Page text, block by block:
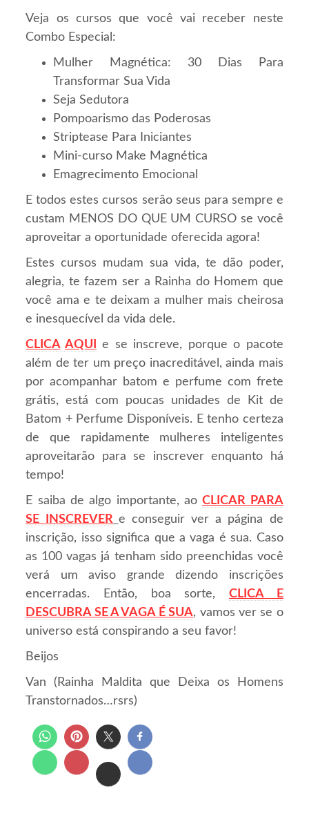
Veja os cursos que você vai receber neste
Combo Especial:
Mulher Magnética: 30 Dias Para
Transformar Sua Vida
Seja Sedutora
Pompoarismo das Poderosas
Striptease Para Iniciantes
Mini-curso Make Magnética
Emagrecimento Emocional
E todos estes cursos serão seus para sempre e
custam MENOS DO QUE UM CURSO se você
aproveitar a oportunidade oferecida agora!
Estes cursos mudam sua vida, te dão poder,
alegria, te fazem ser a Rainha do Homem que
você ama e te deixam a mulher mais cheirosa
e inesquecível da vida dele.
CLICA AQUI
e se inscreve, porque o pacote
além de ter um preço inacreditável, ainda mais
por acompanhar batom e perfume com frete
grátis, está com poucas unidades de Kit de
Batom + Perfume Disponíveis. E tenho certeza
de que rapidamente mulheres inteligentes
aproveitarão para se inscrever enquanto há
tempo!
E saiba de algo importante, aoCLICAR PARA
SE INSCREVER e conseguir ver a página de
inscrição, isso significa que a vaga é sua. Caso
as 100 vagas já tenham sido preenchidas você
verá um aviso grande dizendo inscrições
encerradas. Então, boa sorte, CLICA E
DESCUBRA SE A VAGA É SUA, vamos ver se o
universo está conspirando a seu favor!
Beijos
Van (Rainha Maldita que Deixa os Homens
Transtornados…rsrs)